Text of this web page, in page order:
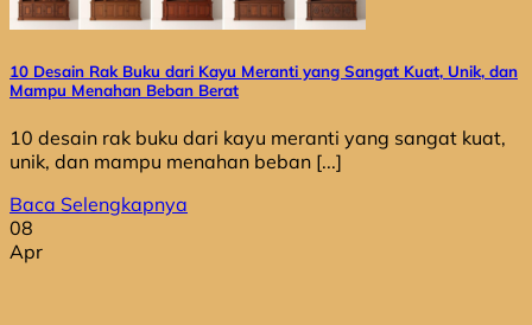
10 Desain Rak Buku dari Kayu Meranti yang Sangat Kuat, Unik, dan
Mampu Menahan Beban Berat
10 desain rak buku dari kayu meranti yang sangat kuat,
unik, dan mampu menahan beban [...]
Baca Selengkapnya
08
Apr